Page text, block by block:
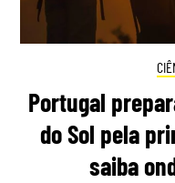
Portugal
do Sol pela
saiba